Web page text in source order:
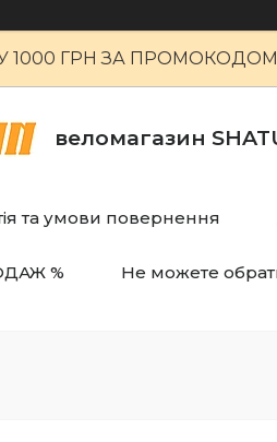
1000 ГРН ЗА ПРОМОКОДОМ
веломагазин
та умови повернення
% Не можете